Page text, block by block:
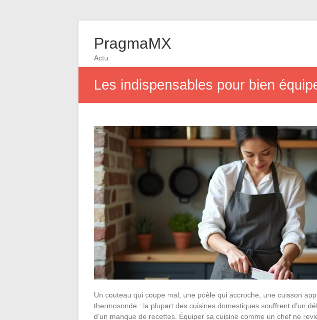
PragmaMX
Actu
Les indispensables pour bien
Un couteau qui coupe mal, une poêle qui accroche, une cuisson
thermosonde : la plupart des cuisines domestiques souffrent d’un
d’un manque de recettes. Équiper sa cuisine comme un chef ne